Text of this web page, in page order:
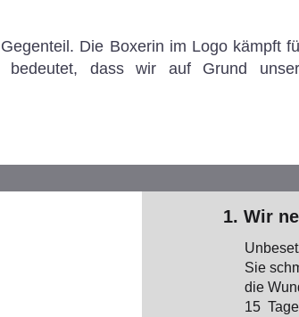
Die Boxerin im Logo kämpft
dass wir auf Grund
1. Wir
Sie
die
15